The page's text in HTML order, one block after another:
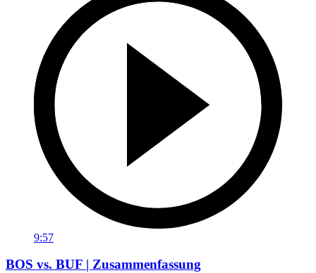
9:57
BOS vs. BUF | Zusammenfassung